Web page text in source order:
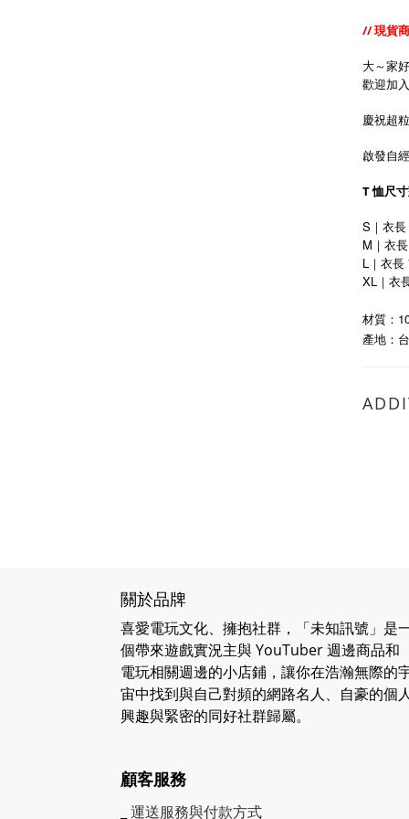
// 現貨
大～家
歡迎加
慶祝超
啟發自
T 恤尺
S｜衣
M｜衣
L｜衣長
XL ｜衣
材質：
產地：
關於品牌
喜愛電玩文化、擁抱社群，「未知訊號」是
個帶來遊戲實況主與 YouTuber 週邊商品和
電玩相關週邊的小店鋪，讓你在浩瀚無際的
宙中找到與自己對頻的網路名人、自豪的個
興趣與緊密的同好社群歸屬。
顧客服務
運送服務與付款方式